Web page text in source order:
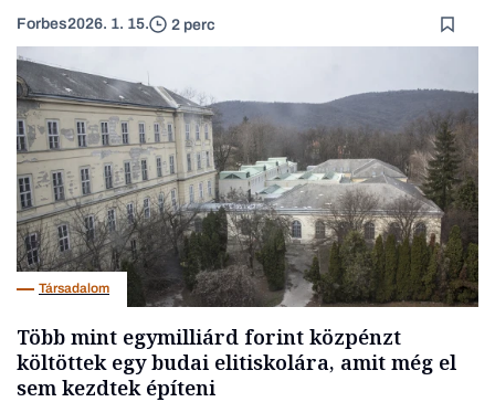
Forbes2026. 1. 15. 2 perc
Társadalom
Több mint egymilliárd forint közpénzt
költöttek egy budai elitiskolára, amit még el
sem kezdtek építeni